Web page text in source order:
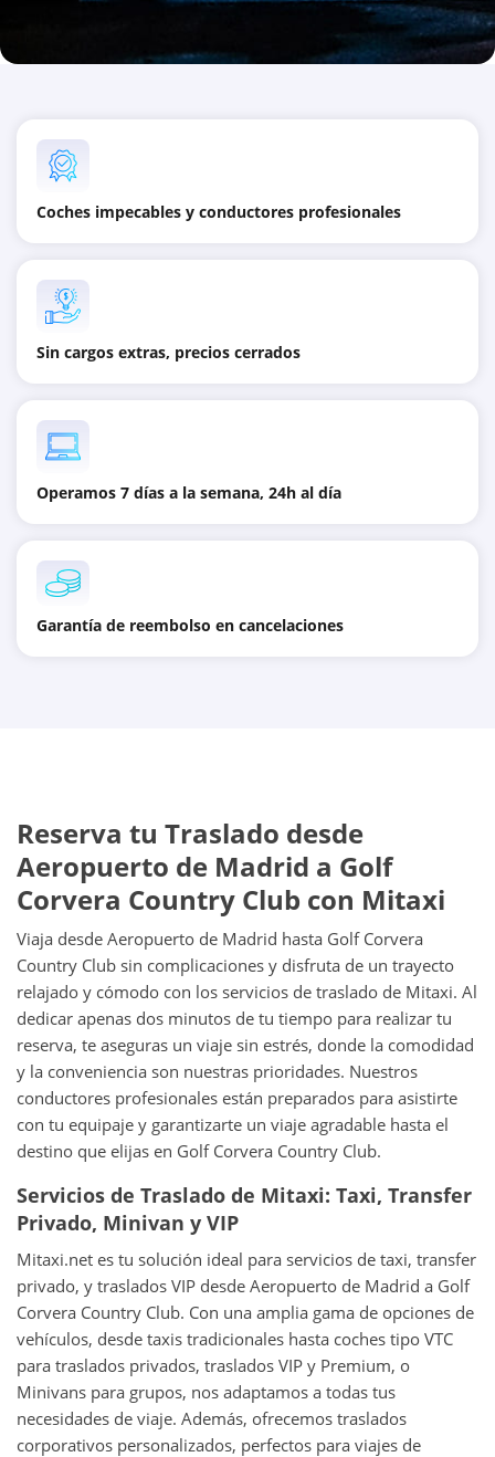
Coches impecables y conductores profesionales
Sin cargos extras, precios cerrados
Operamos 7 días a la semana, 24h al día
Garantía de reembolso en cancelaciones
Reserva tu Traslado desde
Aeropuerto de Madrid a Golf
Corvera Country Club con Mitaxi
Viaja desde Aeropuerto de Madrid hasta Golf Corvera
Country Club sin complicaciones y disfruta de un trayecto
relajado y cómodo con los servicios de traslado de Mitaxi. Al
dedicar apenas dos minutos de tu tiempo para realizar tu
reserva, te aseguras un viaje sin estrés, donde la comodidad
y la conveniencia son nuestras prioridades. Nuestros
conductores profesionales están preparados para asistirte
con tu equipaje y garantizarte un viaje agradable hasta el
destino que elijas en Golf Corvera Country Club.
Servicios de Traslado de Mitaxi: Taxi, Transfer
Privado, Minivan y VIP
Mitaxi.net es tu solución ideal para servicios de taxi, transfer
privado, y traslados VIP desde Aeropuerto de Madrid a Golf
Corvera Country Club. Con una amplia gama de opciones de
vehículos, desde taxis tradicionales hasta coches tipo VTC
para traslados privados, traslados VIP y Premium, o
Minivans para grupos, nos adaptamos a todas tus
necesidades de viaje. Además, ofrecemos traslados
corporativos personalizados, perfectos para viajes de